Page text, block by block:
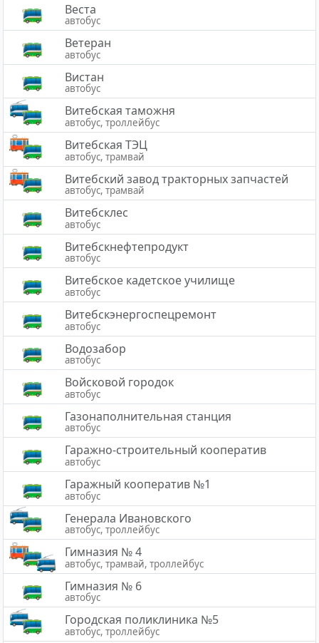
Веста
автобус
Ветеран
автобус
Вистан
автобус
Витебская таможня
автобус, троллейбус
Витебская ТЭЦ
автобус, трамвай
Витебский завод тракторных запчастей
автобус, трамвай
Витебсклес
автобус
Витебскнефтепродукт
автобус
Витебское кадетское училище
автобус
Витебскэнергоспецремонт
автобус
Водозабор
автобус
Войсковой городок
автобус
Газонаполнительная станция
автобус
Гаражно-строительный кооператив
автобус
Гаражный кооператив №1
автобус
Генерала Ивановского
автобус, троллейбус
Гимназия № 4
автобус, трамвай, троллейбус
Гимназия № 6
автобус
Городская поликлиника №5
автобус, троллейбус